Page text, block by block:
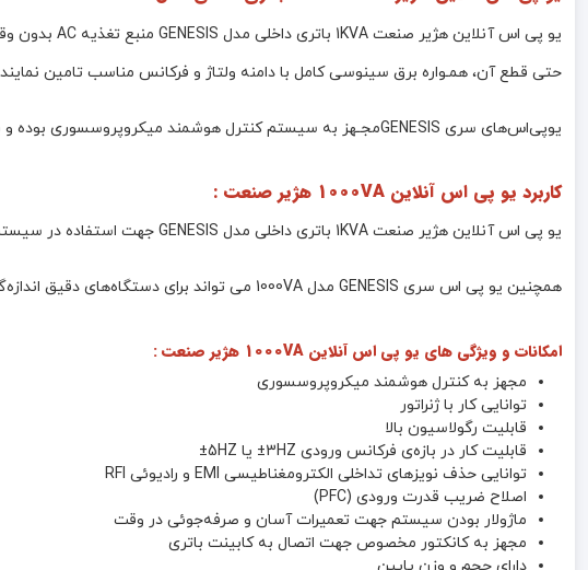
حتی قطع آن، همـواره برق سینوسی کامل با دامنه ولتاژ و فرکانس مناسب تامین
یوپی‌اس‌های سری GENESISمجـهز به سیستم کنترل هوشمند میکروپروسسوری بوده و بدین ترتیب کنترل و تشخیص خطاها در تمامی قسمت‌ها توسط آن انجام می‌شود.
کاربرد یو پی اس آنلاین 1000VA هژیر صنعت :
یو پی اس آنلاین هژیر صنعت 1KVA باتری داخلی مدل GENESIS جهت استفاده در سیستم‌های کامپیوتری و کنسول های بازی به همراه نمایشگر ، سرور و دیتا سنتر در زمان قطعی برق می تواند مورد استفاده قرار گیرد
همچنین یو پی اس سری GENESIS مدل 1000VA می تواند برای دستگاه‌های دقیق اندازه‌گیری، وسایل حساس آزمایشگاهی، پزشکی، تجهیزات مخابراتی و… که تا 900 وات توان مصرفی داشته باشند ، استفاده شود .
امکانات و ویژگی های یو پی اس آنلاین 1000VA هژیر صنعت :
مجهز به کنترل هوشمند میکروپروسسوری
توانایی کار با ژنراتور
قابلیت رگولاسیون بالا
قابلیت کار در بازه‌ی فرکانس ورودی 3HZ± یا 5HZ±
توانایی حذف نویزهای تداخلی الکترومغناطیسی EMI و رادیوئی RFI
اصلاح ضریب قدرت ورودی (PFC)
ماژولار بودن سیستم جهت تعمیرات آسان و صرفه‌جوئی در وقت
مجهز به کانکتور مخصوص جهت اتصال به کابینت باتری